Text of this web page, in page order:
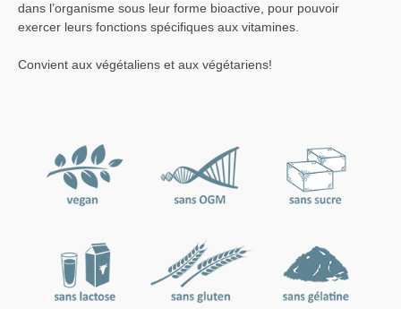
dans l’organisme sous leur forme bioactive, pour pouvoir
exercer leurs fonctions spécifiques aux vitamines.
Convient aux végétaliens et aux végétariens!